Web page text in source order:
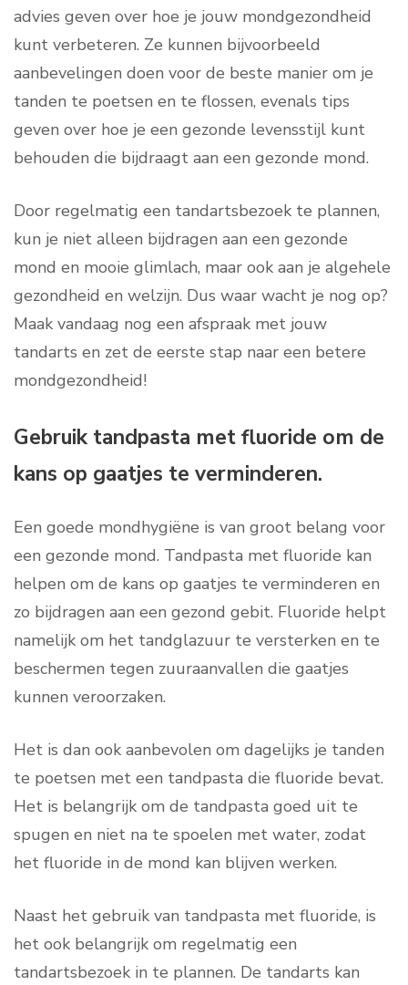
advies geven over hoe je jouw mondgezondheid
kunt verbeteren. Ze kunnen bijvoorbeeld
aanbevelingen doen voor de beste manier om je
tanden te poetsen en te flossen, evenals tips
geven over hoe je een gezonde levensstijl kunt
behouden die bijdraagt aan een gezonde mond.
Door regelmatig een tandartsbezoek te plannen,
kun je niet alleen bijdragen aan een gezonde
mond en mooie glimlach, maar ook aan je algehele
gezondheid en welzijn. Dus waar wacht je nog op?
Maak vandaag nog een afspraak met jouw
tandarts en zet de eerste stap naar een betere
mondgezondheid!
Gebruik tandpasta met fluoride om de
kans op gaatjes te verminderen.
Een goede mondhygiëne is van groot belang voor
een gezonde mond. Tandpasta met fluoride kan
helpen om de kans op gaatjes te verminderen en
zo bijdragen aan een gezond gebit. Fluoride helpt
namelijk om het tandglazuur te versterken en te
beschermen tegen zuuraanvallen die gaatjes
kunnen veroorzaken.
Het is dan ook aanbevolen om dagelijks je tanden
te poetsen met een tandpasta die fluoride bevat.
Het is belangrijk om de tandpasta goed uit te
spugen en niet na te spoelen met water, zodat
het fluoride in de mond kan blijven werken.
Naast het gebruik van tandpasta met fluoride, is
het ook belangrijk om regelmatig een
tandartsbezoek in te plannen. De tandarts kan